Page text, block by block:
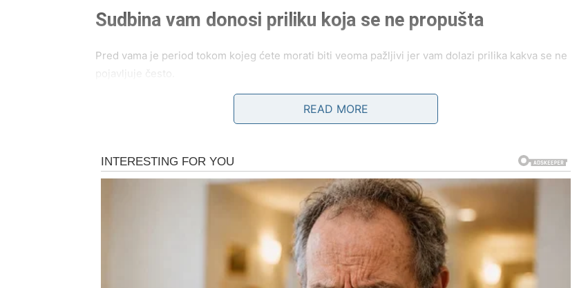
Sudbina vam donosi priliku koja se ne propušta
Pred vama je period tokom kojeg ćete morati biti veoma pažljivi jer vam dolazi prilika kakva se ne
pojavljuje često.
Mnogi Bikovi će dobiti šansu da pokrenu nešto svoje, promijene posao ili započnu saradnju koja bi
kasnije mogla donijeti ogromnu zaradu.
Zvijezde vam poručuju da ne sumnjate u sebe i da ne dozvolite strahu da vas zaustavi. Upravo
sada imate priliku da napravite veliki korak prema mnogo bogatijem i stabilnijem životu.
READ MORE